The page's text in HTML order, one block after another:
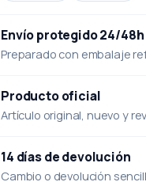
Envío protegido 24/48h
Preparado con embalaje
Producto oficial
Artículo original, nuevo y
14 días de devolución
Cambio o devolución